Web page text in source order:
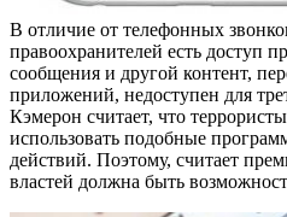
В отличие от телефонных
правоохранителей есть доступ
сообщения и другой контент,
приложений, недоступен для
Кэмерон считает, что
использовать подобные
действий. Поэтому, считает
властей должна быть